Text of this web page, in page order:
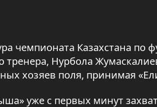
чемпионата Казахстана
тренера, Нурбола
хозяев поля, принимая
уже с первых минут